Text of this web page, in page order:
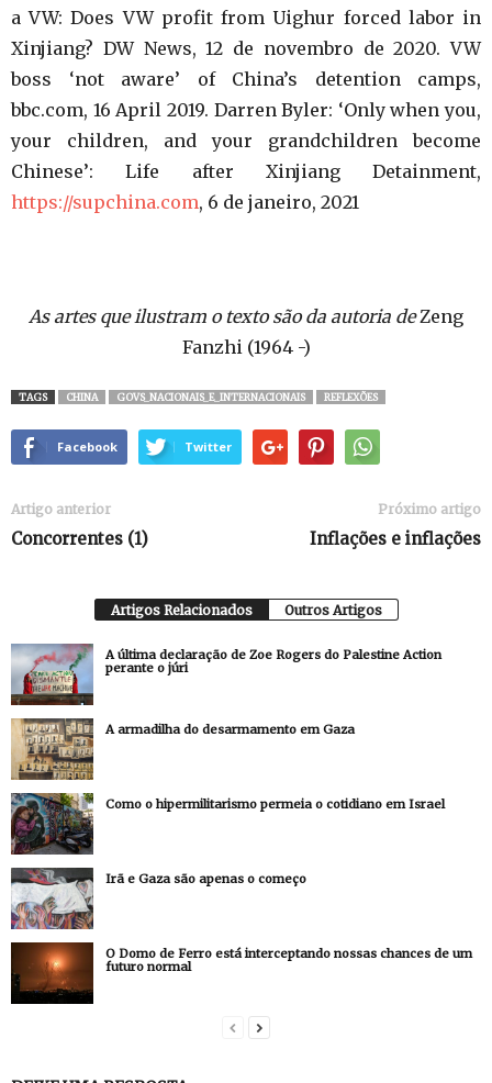
a VW: Does VW profit from Uighur forced labor in
Xinjiang? DW News, 12 de novembro de 2020. VW
boss ‘not aware’ of China’s detention camps,
bbc.com, 16 April 2019. Darren Byler: ‘Only when you,
your children, and your grandchildren become
Chinese’: Life after Xinjiang Detainment,
https://supchina.com, 6 de janeiro, 2021
As artes que ilustram o texto são da autoria deZeng
Fanzhi (1964 -)
TAGS CHINA GOVS_NACIONAIS_E_INTERNACIONAIS REFLEXÕES
Facebook Twitter
Artigo anterior
Concorrentes (1)
Próximo artigo
Inflações e inflações
Artigos Relacionados Outros Artigos
A última declaração de Zoe Rogers do Palestine Action
perante o júri
A armadilha do desarmamento em Gaza
Como o hipermilitarismo permeia o cotidiano em Israel
Irã e Gaza são apenas o começo
O Domo de Ferro está interceptando nossas chances de um
futuro normal